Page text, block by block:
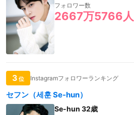
フォロワー数
2667万5766人
3 位 Instagramフォロワーランキング
セフン（세훈 Se-hun）
Se-hun 32歳